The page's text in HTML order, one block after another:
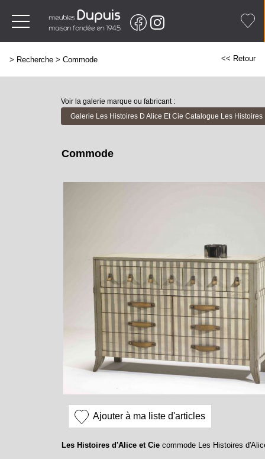
> Recherche > Commode << Retour
Voir la galerie marque ou fabricant :
Galerie Les Histoires D Alice Et Cie Catalogue Les Histoires
Ajouter à ma liste d'articles
Commode
Les Histoires d'Alice et Ciecommode Les Histoires